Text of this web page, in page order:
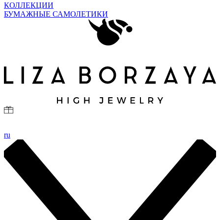
КОЛЛЕКЦИИ
БУМАЖНЫЕ САМОЛЕТИКИ
ru